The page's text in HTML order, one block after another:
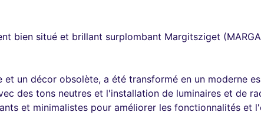
bien situé et brillant surplombant Margitsziget
un décor obsolète, a été transformé en un moderne
des tons neutres et l'installation de luminaires et de
et minimalistes pour améliorer les fonctionnalités et